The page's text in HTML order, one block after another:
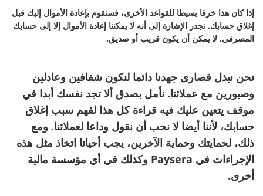
إذا كان هذا خرقا بسيطا للقواعد الأخرى، فسنقوم بإعادة الأموال إليك قبل
إغلاق حسابك. تجدر الإشارة إلى أنه لا يمكننا إعادة الأموال إلا إلى حسابك
المصرفي. لا يمكن أن يكون قريب أو صديق.
نحن نبذل قصارى جهدنا دائما لنكون شفافين وعادلين
وصبورين مع عملائنا. نأمل بصدق ألا تجد نفسك أبدا في
موقف يتعين عليك فيه قراءة كل هذا لفهم سبب إغلاق
حسابك، لأننا أيضا لا نحب أن نقول وداعا لعملائنا. ومع
ذلك، لحمايتك وحماية الآخرين، يجب أحيانا اتخاذ مثل هذه
الإجراءات في Paysera وكذلك في أي مؤسسة مالية
أخرى.